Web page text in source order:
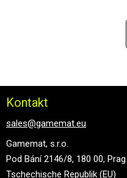
Kontakt
sales@gamemat.eu
Gamemat, s.r.o.
Pod Bání 2146/8, 180 00, Prag
Tschechische Republik (EU)